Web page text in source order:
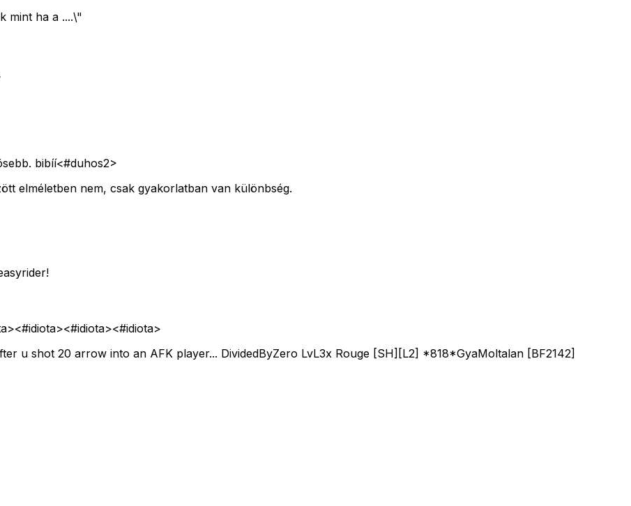
mint ha a ....\"
bibíí<#duhos2>
elméletben nem, csak gyakorlatban van különbség.
<#idiota><#idiota><#idiota>
u shot 20 arrow into an AFK player... DividedByZero LvL3x Rouge [SH][L2] *818*GyaMoltalan [BF2142]